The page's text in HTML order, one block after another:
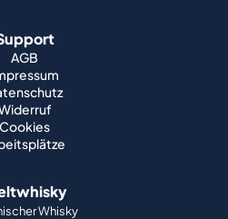
AGB
Cookies
Whisky